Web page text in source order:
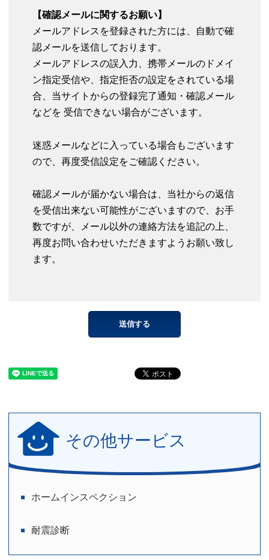
【確認メールに関するお願い】
メールアドレスを登録された方には、自動で確
認メールを送信しております。
メールアドレスの誤入力、携帯メールのドメイ
ン指定受信や、指定拒否の設定をされている場
合、当サイトからの登録完了通知・確認メール
などを 受信できない場合がございます。
迷惑メールなどに入っている場合もございます
ので、再度受信設定をご確認ください。
確認メールが届かない場合は、当社からの返信
を受信出来ない可能性がございますので、お手
数ですが、メール以外の連絡方法を追記の上、
再度お問い合わせいただきますようお願い致し
ます。
その他サービス
ホームインスペクション
耐震診断